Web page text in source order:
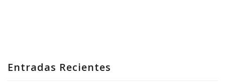
Entradas Recientes